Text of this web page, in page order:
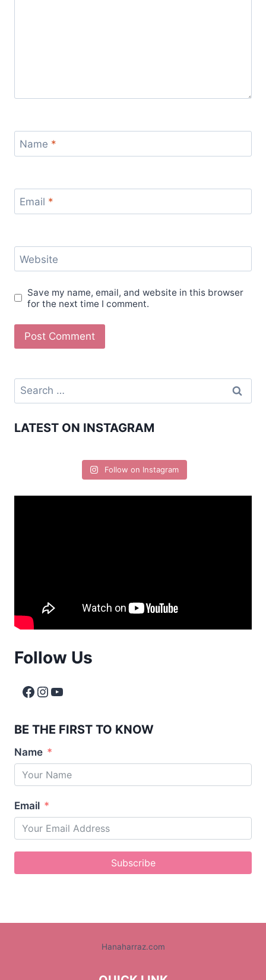
Name *
Email *
Website
Save my name, email, and website in this browser
for the next time I comment.
LATEST ON INSTAGRAM
Follow on Instagram
Follow Us
BE THE FIRST TO KNOW
Name
Email
Subscribe
Hanaharraz.com